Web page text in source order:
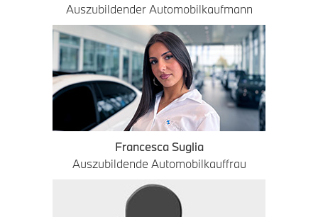
Auszubildender Automobilkaufmann
Francesca Suglia
Auszubildende Automobilkauffrau